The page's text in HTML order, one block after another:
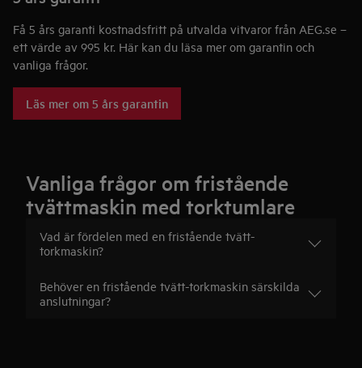
Få 5 års garanti kostnadsfritt på utvalda vitvaror från AEG.se –
ett värde av 995 kr. Här kan du läsa mer om garantin och
vanliga frågor.
Läs mer om 5 års garantin
Vanliga frågor om fristående
tvättmaskin med torktumlare
Vad är fördelen med en fristående tvätt-
torkmaskin?
Behöver en fristående tvätt-torkmaskin särskilda
anslutningar?